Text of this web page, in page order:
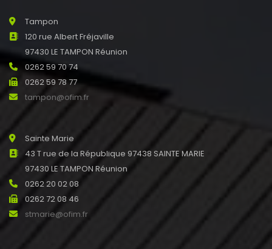
Tampon
120 rue Albert Fréjaville
97430 LE TAMPON Réunion
0262 59 70 74
0262 59 78 77
tampon@ofim.fr
Sainte Marie
43 T rue de la République 97438 SAINTE MARIE
97430 LE TAMPON Réunion
0262 20 02 08
0262 72 08 46
stmarie@ofim.fr